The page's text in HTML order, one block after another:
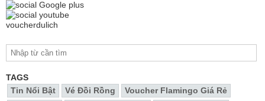
TAGS
Tin Nổi Bật
Vé Đồi Rồng
Voucher Flamingo Giá Rẻ